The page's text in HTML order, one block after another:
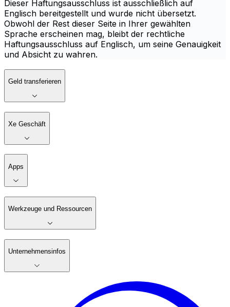
Dieser Haftungsausschluss ist ausschließlich auf
Englisch bereitgestellt und wurde nicht übersetzt.
Obwohl der Rest dieser Seite in Ihrer gewählten
Sprache erscheinen mag, bleibt der rechtliche
Haftungsausschluss auf Englisch, um seine Genauigkeit
und Absicht zu wahren.
Geld transferieren
Xe Geschäft
Apps
Werkzeuge und Ressourcen
Unternehmensinfos